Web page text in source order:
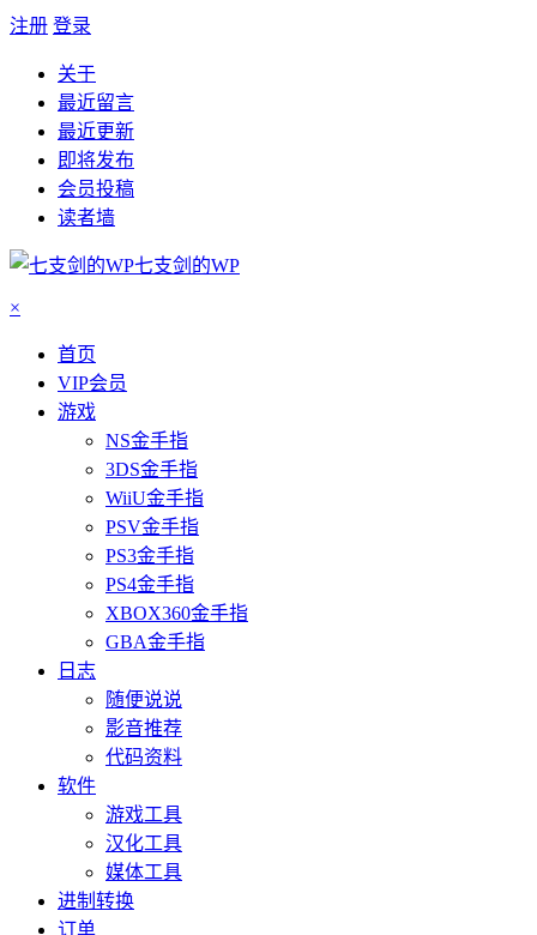
注册 登录
关于
最近留言
最近更新
即将发布
会员投稿
读者墙
七支剑的WP
×
首页
VIP会员
游戏
NS金手指
3DS金手指
WiiU金手指
PSV金手指
PS3金手指
PS4金手指
XBOX360金手指
GBA金手指
日志
随便说说
影音推荐
代码资料
软件
游戏工具
汉化工具
媒体工具
进制转换
订单